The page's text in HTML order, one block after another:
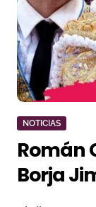
NOTICIAS
Román
Borja
en